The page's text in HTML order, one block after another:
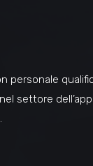
personale
settore